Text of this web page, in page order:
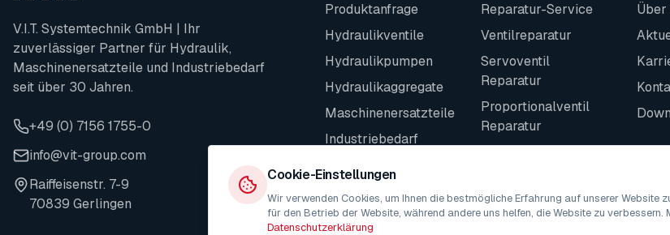
V.I.T. Systemtechnik GmbH | Ihr
zuverlässiger Partner für Hydraulik,
Maschinenersatzteile und Industriebedarf
seit über 30 Jahren.
+49 (0) 7156 1755-0
info@vit-group.com
Raiffeisenstr. 7-9
70839 Gerlingen
Produktanfrage
Hydraulikventile
Hydraulikpumpen
Hydraulikaggregate
Maschinenersatzteile
Industriebedarf
Reparatur-Service
Ventilreparatur
Servoventil
Reparatur
Proportionalventil
Reparatur
Über
Cookie-Einstellungen
Wir verwenden Cookies, um Ihnen die bestmögliche Erfahrung auf unserer Website
für den Betrieb der Website, während andere uns helfen, die Website zu verbessern.
Datenschutzerklärung